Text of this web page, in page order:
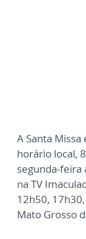
A Santa
horário local,
segunda-feira
na TV
12h50,
Mato Grosso